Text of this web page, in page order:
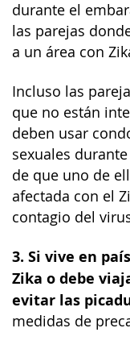
durante el
las parejas
a un área con
Incluso las
que no están
deben usar
sexuales
de que uno de
afectada con el
contagio del
3. Si vive en
Zika o debe
evitar las
medidas de